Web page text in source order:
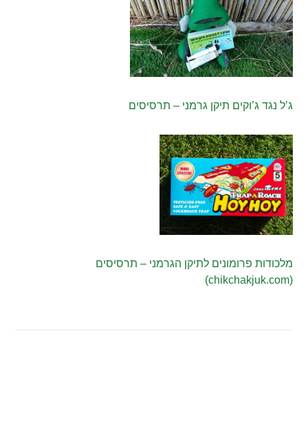
ג’ל נגד ג’וקים תיקן גרמני – תרסיסים
מלכודות פרומונים לתיקן הגרמני – תרסיסים
(chikchakjuk.com)